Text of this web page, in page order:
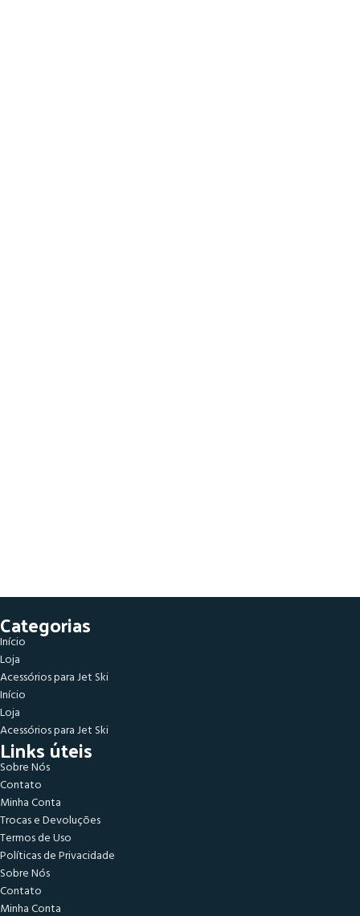
Categorias
Início
Loja
Acessórios para Jet Ski
Início
Loja
Acessórios para Jet Ski
Links úteis
Sobre Nós
Contato
Minha Conta
Trocas e Devoluções
Termos de Uso
Políticas de Privacidade
Sobre Nós
Contato
Minha Conta